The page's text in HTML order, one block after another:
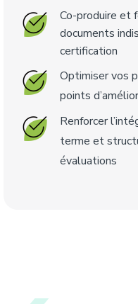
Co-produire et
documents
certification
Optimiser vos
points
Renforcer
terme et
évaluations